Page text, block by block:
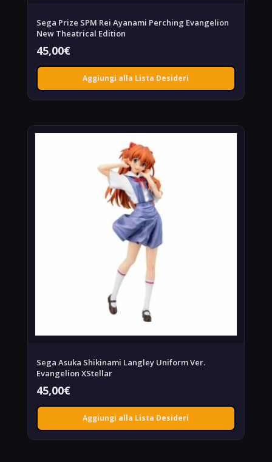
Sega Prize SPM Rei Ayanami Perching Evangelion
New Theatrical Edition
45,00€
Aggiungi alla Lista Desideri
Sega Asuka Shikinami Langley Uniform Ver.
Evangelion XStellar
45,00€
Aggiungi alla Lista Desideri